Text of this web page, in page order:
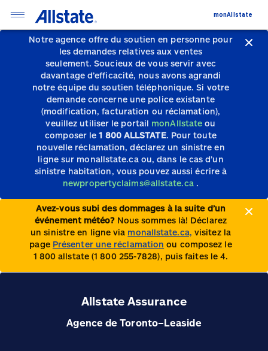
Notre agence offre du soutien en personne pour
les demandes relatives aux ventes
seulement.Soucieux de vous servir avec
davantage d’efficacité, nous avons agrandi
notre équipe du soutien téléphonique.Si votre
demande concerne une police existante
(modification, facturation ou réclamation),
veuillez utiliser le portail monAllstate ou
composer le1 800 ALLSTATE. Pour toute
nouvelle réclamation, déclarez un sinistre en
ligne sur monallstate.ca ou, dans le cas d’un
sinistre habitation, vous pouvez aussi écrire à
newpropertyclaims@allstate.ca .
Avez-vous subi des dommages à la suite d’un
événement météo? Nous sommes là! Déclarez
un sinistre en ligne via monallstate.ca, visitez la
page Présenter une réclamation ou composez le
1 800 allstate (1 800 255-7828), puis faites le 4.
monAllstate
Allstate Assurance
Agence de Toronto–Leaside